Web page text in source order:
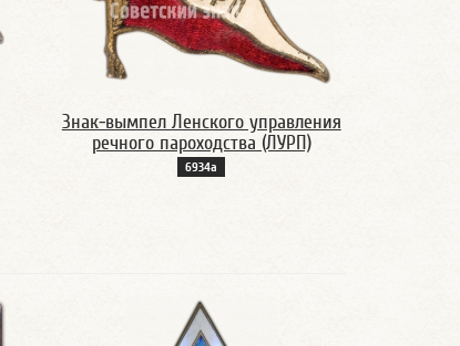
Знак-вымпел Ленского управления
речного пароходства (ЛУРП)
6934а